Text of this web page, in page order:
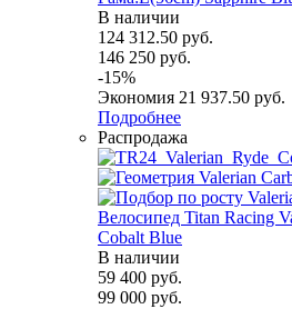
В наличии
124 312.50 руб.
146 250 руб.
-15%
Экономия 21 937.50 руб.
Подробнее
Распродажа
Велосипед Titan Racing
Cobalt Blue
В наличии
59 400 руб.
99 000 руб.